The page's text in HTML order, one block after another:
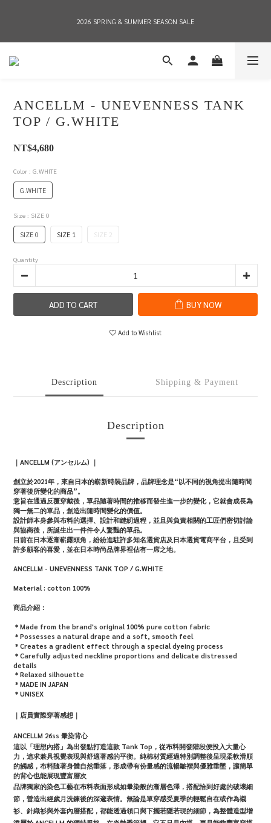
2026 SPRING & SUMMER SEASON SALE
2026 SPRING & SUMMER SEASON SALE
全店消費滿NT$8,000 享有7-11店到店免運費，NT$10,000店到店與宅配到府免運費
2026 SPRING & SUMMER SEASON SALE
ANCELLM - UNEVENNESS TANK
TOP / G.WHITE
NT$4,680
Color : G.WHITE
G.WHITE
Size : SIZE 0
SIZE 0 SIZE 1 SIZE 2
Quantity
ADD TO CART BUY NOW
Add to Wishlist
Description Shipping & Payment
Description
｜ANCELLM (アンセルム) ｜
創立於2021年，來自日本的嶄新時裝品牌，品牌理念是“以不同的視角提出隨時間
穿著後所變化的商品”。
意旨在通過反覆穿戴後，單品隨著時間的推移而發生進一步的變化，它就會成長為
獨一無二的單品，創造出隨時間變化的價值。
設計師本身參與布料的選擇、設計和縫紉過程，並且與負責相關的工匠們密切討論
與協商後，所誕生出一件件令人驚豔的單品。
目前在日本逐漸嶄露頭角，紛紛進駐許多知名選貨店及日本選貨電商平台，且受到
許多顧客的喜愛，並在日本時尚品牌界裡佔有一席之地。
ANCELLM - UNEVENNESS TANK TOP / G.WHITE
Material : cotton 100%
商品介紹：
＊Made from the brand's original 100% pure cotton fabric
＊Possesses a natural drape and a soft, smooth feel
＊Creates a gradient effect through a special dyeing process
＊Carefully adjusted neckline proportions and delicate distressed
details
＊Relaxed silhouette
＊MADE IN JAPAN
＊ UNISEX
｜店員實際穿著感想｜
ANCELLM 26ss 暈染背心
這以「理想內搭」為出發點打造這款 Tank Top，從布料開發階段便投入大量心
力，追求兼具視覺表現與舒適著感的平衡。純棉材質經過特別調整後呈現柔軟滑順
的觸感，布料隨著身體自然垂落，形成帶有份量感的流暢皺褶與優雅垂墜，讓簡單
的背心也能展現豐富層次
品牌獨家的染色工藝在布料表面形成如暈染般的漸層色澤，搭配恰到好處的破壞細
節，營造出經歲月洗鍊後的深邃表情。無論是單穿感受夏季的輕鬆自在或作為襯
衫、針織衫與外套內層搭配，都能透過領口與下擺若隱若現的細節，為整體造型增